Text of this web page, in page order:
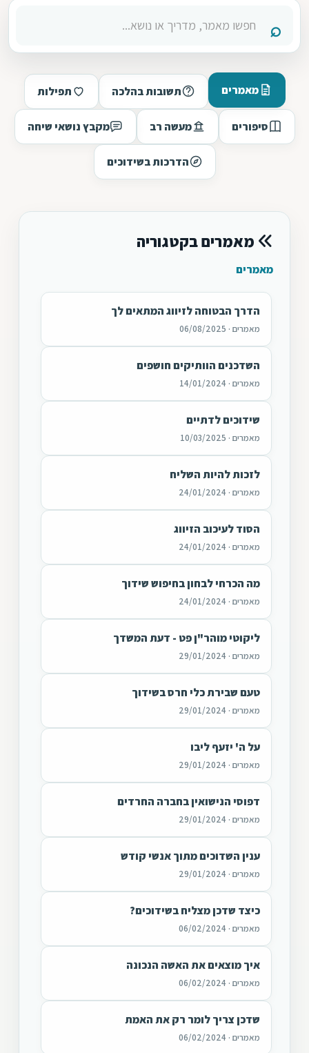
מאמרים תשובות בהלכה תפילות
סיפורים מעשה רב מקבץ נושאי שיחה
הדרכות בשידוכים
מאמרים בקטגוריה
מאמרים
הדרך הבטוחה לזיווג המתאים לך
מאמרים · 06/08/2025
השדכנים הוותיקים חושפים
מאמרים · 14/01/2024
שידוכים לדתיים
מאמרים · 10/03/2025
לזכות להיות השליח
מאמרים · 24/01/2024
הסוד לעיכוב הזיווג
מאמרים · 24/01/2024
מה הכרחי לבחון בחיפוש שידוך
מאמרים · 24/01/2024
ליקוטי מוהר"ן פט - דעת המשדך
מאמרים · 29/01/2024
טעם שבירת כלי חרס בשידוך
מאמרים · 29/01/2024
על ה' יזעף ליבו
מאמרים · 29/01/2024
דפוסי הנישואין בחברה החרדים
מאמרים · 29/01/2024
ענין השדוכים מתוך אנשי קודש
מאמרים · 29/01/2024
כיצד שדכן מצליח בשידוכים?
מאמרים · 06/02/2024
איך מוצאים את האשה הנכונה
מאמרים · 06/02/2024
שדכן צריך לומר רק את האמת
מאמרים · 06/02/2024